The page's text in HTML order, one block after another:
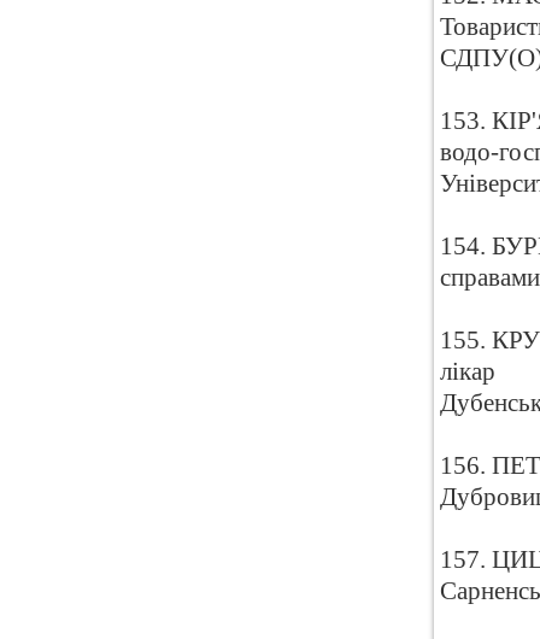
153.
водо-
154.
155.
лікар
156.
157.